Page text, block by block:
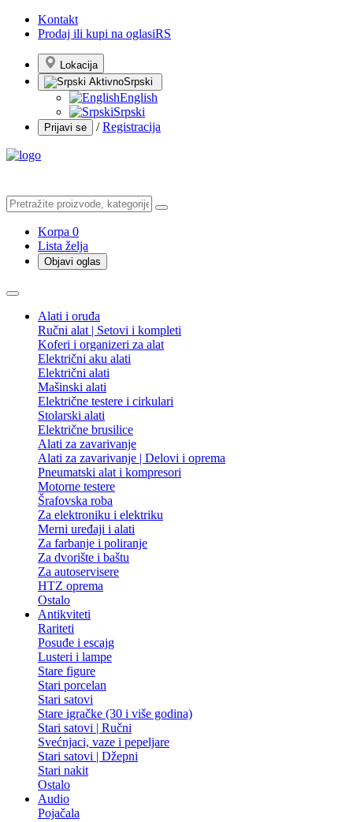
Kontakt
Prodaj ili kupi na oglasiRS
Lokacija
Srpski
English
Srpski
Prijavi se / Registracija
Korpa 0
Lista želja
Objavi oglas
Alati i oruđa
Ručni alat | Setovi i kompleti
Koferi i organizeri za alat
Električni aku alati
Električni alati
Mašinski alati
Električne testere i cirkulari
Stolarski alati
Električne brusilice
Alati za zavarivanje
Alati za zavarivanje | Delovi i oprema
Pneumatski alat i kompresori
Motorne testere
Šrafovska roba
Za elektroniku i elektriku
Merni uređaji i alati
Za farbanje i poliranje
Za dvorište i baštu
Za autoservisere
HTZ oprema
Ostalo
Antikviteti
Rariteti
Posuđe i escajg
Lusteri i lampe
Stare figure
Stari porcelan
Stari satovi
Stare igračke (30 i više godina)
Stari satovi | Ručni
Svećnjaci, vaze i pepeljare
Stari satovi | Džepni
Stari nakit
Ostalo
Audio
Pojačala